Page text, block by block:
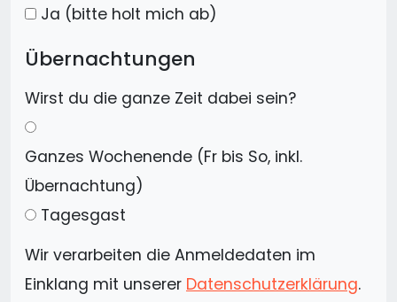
Ja (bitte holt mich ab)
Übernachtungen
Wirst du die ganze Zeit dabei sein?
Ganzes Wochenende (Fr bis So, inkl.
Übernachtung)
Tagesgast
Wir verarbeiten die Anmeldedaten im
Einklang mit unserer Datenschutzerklärung.